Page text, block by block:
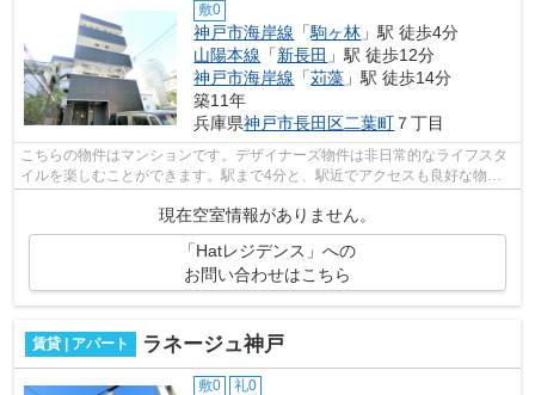
敷0
神戸市海岸線 「駒ヶ林 」駅 徒歩4分
山陽本線 「新長田 」駅 徒歩12分
神戸市海岸線 「苅藻 」駅 徒歩14分
築11年
兵庫県神戸市長田区二葉町 ７丁目
こちらの物件はマンションです。デザイナーズ物件は非日常的なライフスタ
イルを楽しむことができます。駅まで4分と、駅近でアクセスも良好な物件
現在空室情報がありません。
「Hatレジデンス」への
お問い合わせはこちら
賃貸 | アパート ラネージュ神戸
敷0 礼0